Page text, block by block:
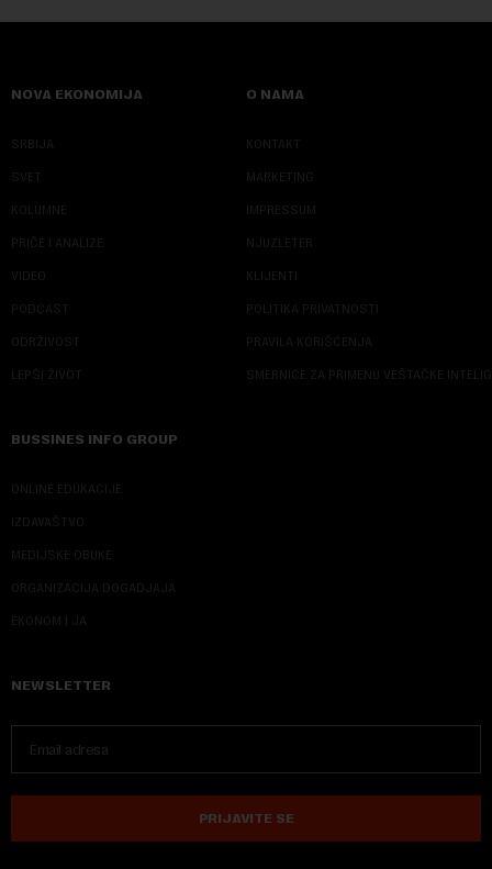
NOVA EKONOMIJA
SRBIJA
SVET
KOLUMNE
PRIČE I ANALIZE
VIDEO
PODCAST
ODRŽIVOST
LEPŠI ŽIVOT
O NAMA
KONTAKT
MARKETING
IMPRESSUM
NJUZLETER
KLIJENTI
POLITIKA PRIVATNOSTI
PRAVILA KORIŠĆENJA
SMERNICE ZA PRIMENU VEŠTAČKE
BUSSINES INFO GROUP
ONLINE EDUKACIJE
IZDAVAŠTVO
MEDIJSKE OBUKE
ORGANIZACIJA DOGADJAJA
EKONOM I JA
NEWSLETTER
PRIJAVITE SE